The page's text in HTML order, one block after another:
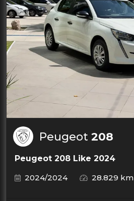
Peugeot 208
Peugeot 208 Like 2024
2024/2024
28.829 km